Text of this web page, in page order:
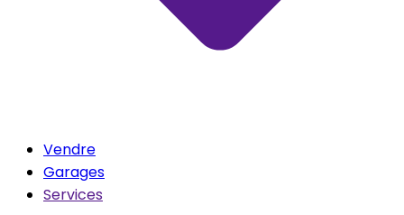
Vendre
Garages
Services